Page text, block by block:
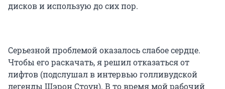
дисков и использую до сих пор.
Серьезной проблемой оказалось слабое сердце.
Чтобы его раскачать, я решил отказаться от
лифтов (подслушал в интервью голливудской
легенды Шэрон Стоун). В то время мой рабочий